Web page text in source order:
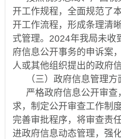
开工作规程，全面规范了
开工作流程，形成条理清
式管理。 2024年我局未收
府信息公开事务的申诉案
人或其他组织提出的政府
（三）政府信息管理方
严格政府信息公开审查
求，制定公开审查工作制
完善审批程序，将审查责
进政府信息动态管理，强